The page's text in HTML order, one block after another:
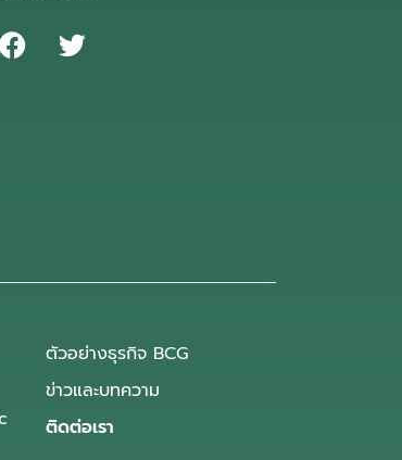
ตัวอย่างธุรกิจ BCG
ข่าวและบทความ
ติดต่อเรา